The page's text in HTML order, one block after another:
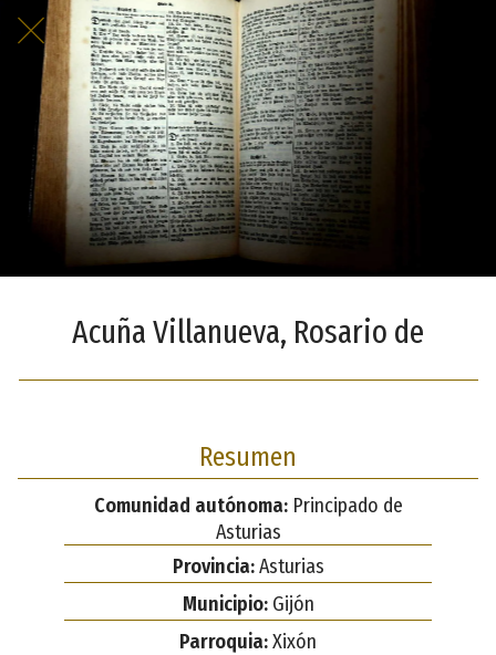
Acuña Villanueva, Rosario de
Resumen
Comunidad autónoma:Principado de
Asturias
Provincia:Asturias
Municipio:Gijón
Parroquia:Xixón